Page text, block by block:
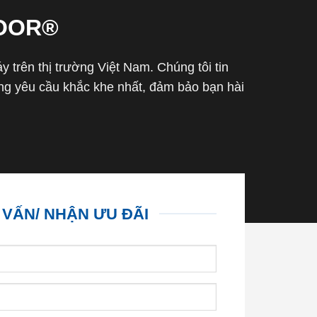
trên thị trường Việt Nam. Chúng tôi tin
yêu cầu khắc khe nhất, đảm bảo bạn hài
NHẬN ƯU ĐÃI